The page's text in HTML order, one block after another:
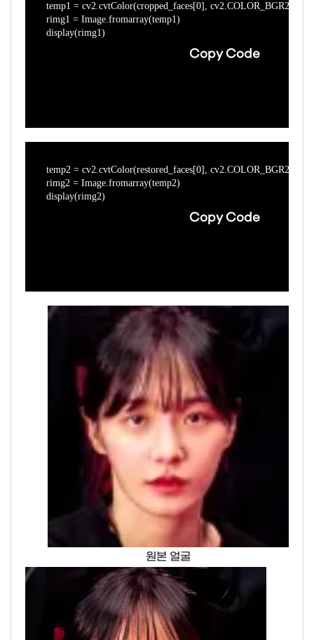
temp1 = cv2.cvtColor(cropped_faces[0], cv2.COLOR_BGR2RGB)
rimg1 = Image.fromarray(temp1)
display(rimg1)
Copy Code
temp2 = cv2.cvtColor(restored_faces[0], cv2.COLOR_BGR2RGB)
rimg2 = Image.fromarray(temp2)
display(rimg2)
Copy Code
원본 얼굴